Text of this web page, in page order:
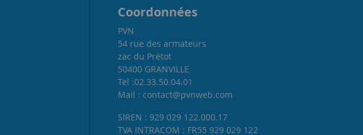
Coordonnées
PVN
54 rue des armateurs
zac du Prétot
50400 GRANVILLE
Tel :02.33.50.04.01
Mail : contact@pvnweb.com
SIREN : 929 029 122.000.17
TVA INTRACOM : FR55 929 029 122